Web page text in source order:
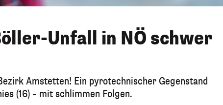
Unfall in NÖ schwer
Amstetten! Ein pyrotechnischer Gegenstand
(16) – mit schlimmen Folgen.